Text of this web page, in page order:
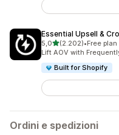
Essential Upsell &
5,0stelle su 5
(2.202)
2202 recensioni totali
•Free
Lift AOV with
Built for Shopify
Ordini e spedizioni